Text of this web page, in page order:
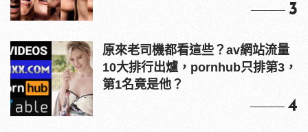
3
原來老司機都看這些？av網站流量
10大排行出爐，pornhub只排第3，
第1名竟是他？
4